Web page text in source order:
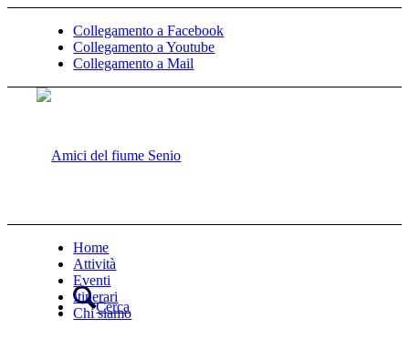
Collegamento a Facebook
Collegamento a Youtube
Collegamento a Mail
Cerca
Home
Attività
Eventi
Itinerari
Chi siamo